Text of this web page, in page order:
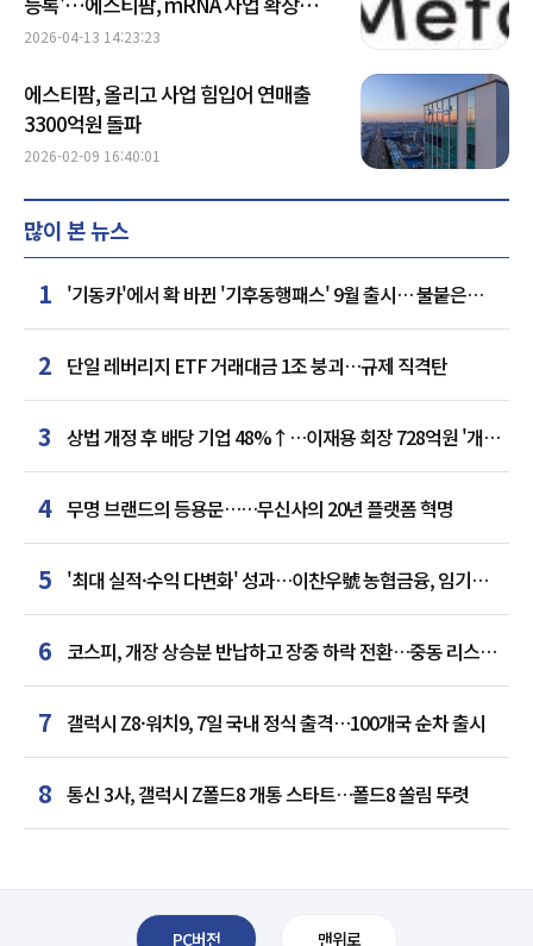
가속 外
2026-04-13 14:23:23
에스티팜, 올리고 사업 힘입어 연매출
3300억원 돌파
2026-02-09 16:40:01
많이 본 뉴스
1 '기동카'에서 확 바뀐 '기후동행패스' 9월 출시… 불붙은
카드사 경쟁
2 단일 레버리지 ETF 거래대금 1조 붕괴…규제 직격탄
3
상법 개정 후 배당 기업 48%↑…이재용 회장 728억원 '개인
최다'
4 무명 브랜드의 등용문……무신사의 20년 플랫폼 혁명
5 '최대 실적·수익 다변화' 성과…이찬우號 농협금융, 임기
말년 성장 박차
6 코스피, 개장 상승분 반납하고 장중 하락 전환…중동 리스크·
美 경계감
7 갤럭시 Z8·워치9, 7일 국내 정식 출격…100개국 순차 출시
8 통신 3사, 갤럭시 Z폴드8 개통 스타트…폴드8 쏠림 뚜렷
PC버전 맨위로